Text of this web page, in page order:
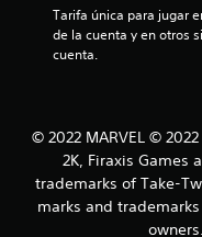
Tarifa única para jugar
de la cuenta y en otros
cuenta.
© 2022 MARVEL ©
2K, Firaxis Games
trademarks of Take-
marks and